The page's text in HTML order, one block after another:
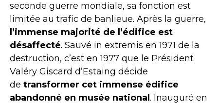
seconde guerre mondiale, sa fonction est
limitée au trafic de banlieue. Après la guerre,
l’immense majorité de l’édifice est
désaffecté. Sauvé in extremis en 1971 de la
destruction, c’est en 1977 que le Président
Valéry Giscard d’Estaing décide
de transformer cet immense édifice
abandonné en musée national . Inauguré en